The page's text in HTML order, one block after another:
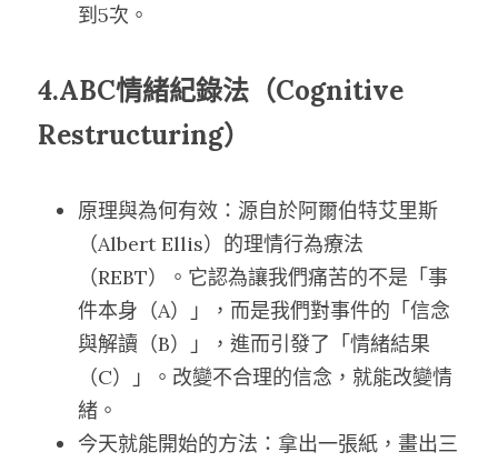
到5次。
4.ABC情緒紀錄法（Cognitive
Restructuring）
原理與為何有效：源自於阿爾伯特艾里斯
（Albert Ellis）的理情行為療法
（REBT）。它認為讓我們痛苦的不是「事
件本身（A）」，而是我們對事件的「信念
與解讀（B）」，進而引發了「情緒結果
（C）」。改變不合理的信念，就能改變情
緒。
今天就能開始的方法：拿出一張紙，畫出三